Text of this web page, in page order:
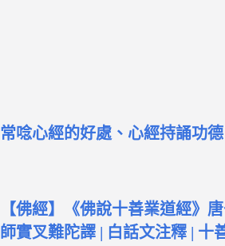
常唸心經的好處、心經持誦功德
【佛經】《佛說十善業道經》
師實叉難陀譯 | 白話文注釋 | 十